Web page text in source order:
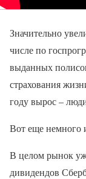
Значительно
числе по
выданных
страхования
году вырос –
Вот еще немного
В целом рынок
дивидендов